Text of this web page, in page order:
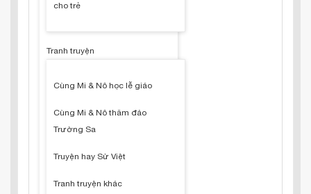
cho trẻ
Tranh truyện
Cùng Mi & Nô học lễ giáo
Cùng Mi & Nô thăm đảo
Trường Sa
Truyện hay Sử Việt
Tranh truyện khác